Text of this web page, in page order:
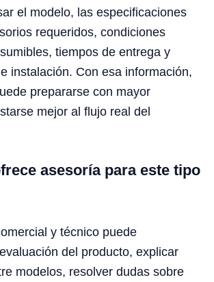
el modelo, las especificaciones
requeridos, condiciones
tiempos de entrega y
instalación. Con esa información,
prepararse con mayor
mejor al flujo real del
asesoría para este tipo
y técnico puede
del producto, explicar
modelos, resolver dudas sobre